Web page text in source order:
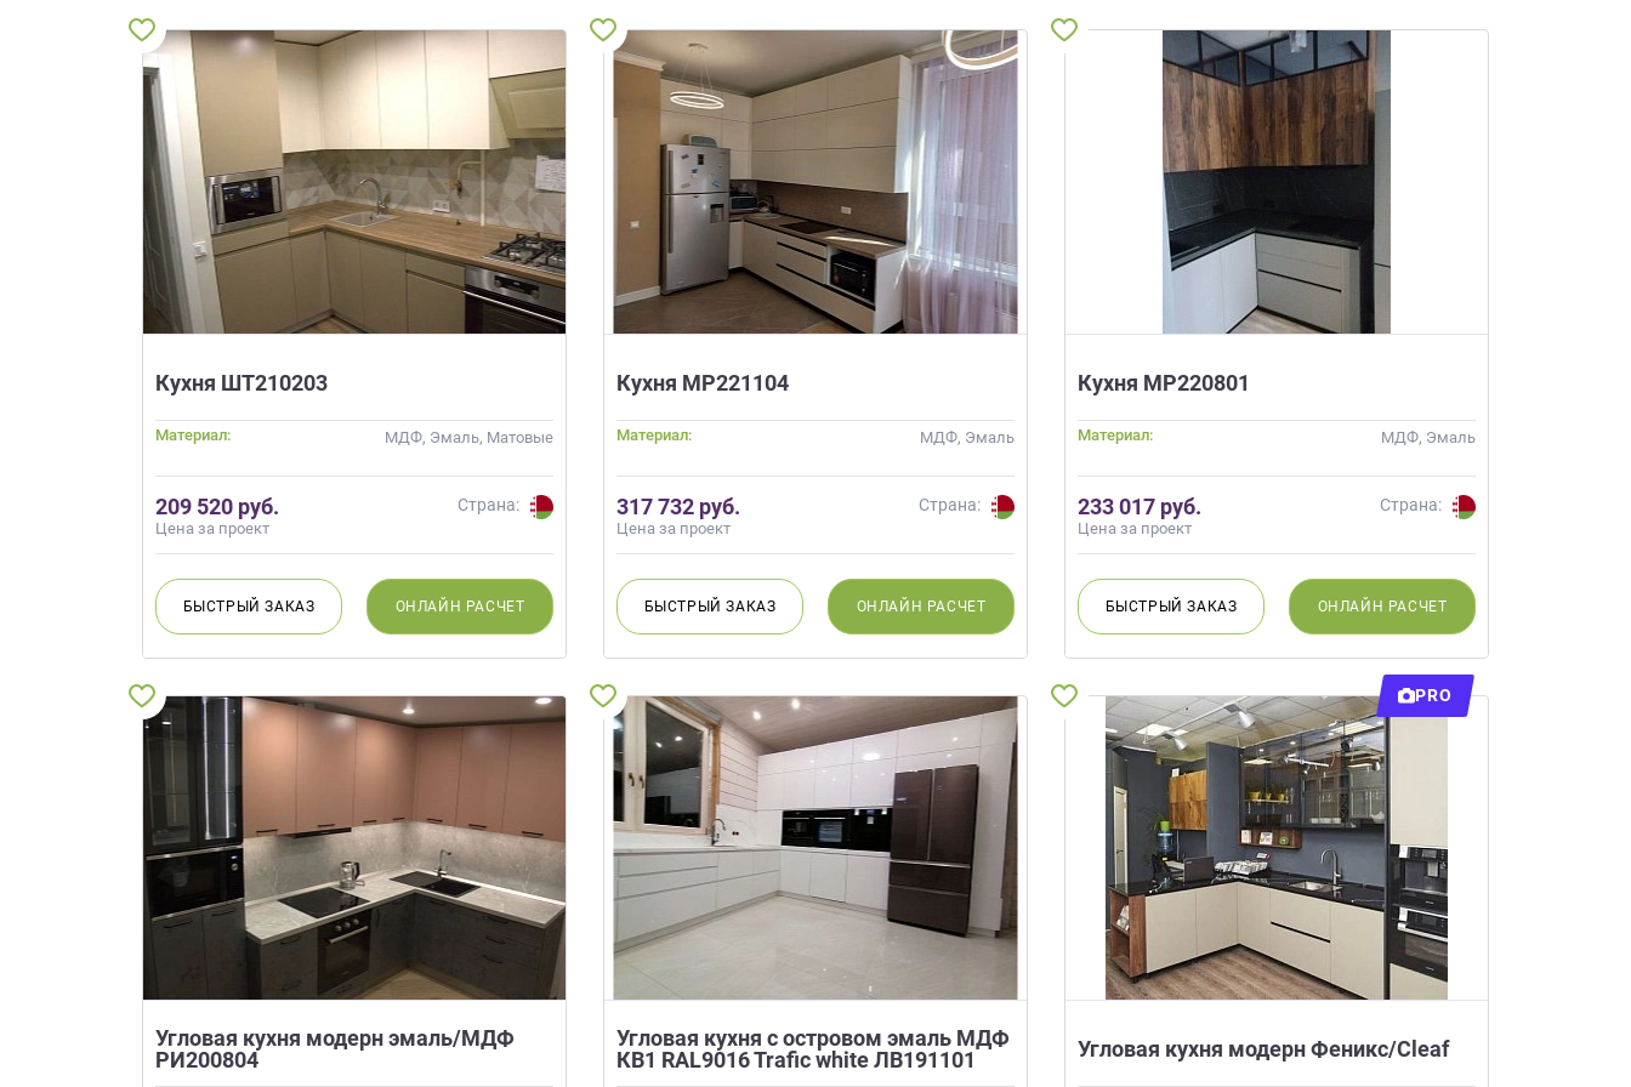
Кухня ШТ210203
Материал: МДФ, Эмаль, Матовые
209 520 руб.
Цена за проект
Страна:
БЫСТРЫЙЗАКАЗ ОНЛАЙН РАСЧЕТ
Кухня МР221104
Материал: МДФ, Эмаль
317 732 руб.
Цена за проект
Страна:
БЫСТРЫЙЗАКАЗ ОНЛАЙН РАСЧЕТ
Кухня МР220801
Материал: МДФ, Эмаль
233 017 руб.
Цена за проект
Страна:
БЫСТРЫЙЗАКАЗ ОНЛАЙН РАСЧЕТ
Угловая кухня модерн эмаль/МДФ
РИ200804
Угловая кухня с островом эмаль МДФ
КВ1 RAL9016 Trafic white ЛВ191101
PRO
Угловая кухня модерн Феникс/Cleaf